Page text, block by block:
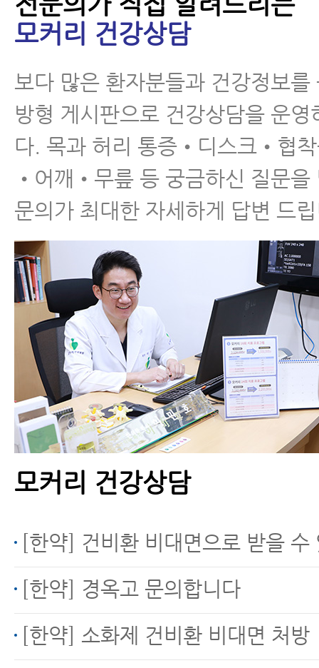
모커리 건강상담
보다 많은 환자분들과 건강정보를
방형 게시판으로 건강상담을 운영
다. 목과 허리 통증•디스크•협
•어깨•무릎 등 궁금하신 질문을
문의가 최대한 자세하게 답변 드
모커리 건강상담
[한약] 건비환 비대면으로 받을
[한약] 경옥고 문의합니다
[한약] 소화제 건비환 비대면 처방